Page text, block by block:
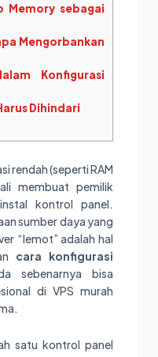
Memory sebagai
Mengorbankan
Konfigurasi
Dihindari
rendah (seperti RAM
membuat pemilik
kontrol panel.
sumber daya yang
“lemot” adalah hal
cara konfigurasi
sebenarnya bisa
di VPS murah
satu kontrol panel